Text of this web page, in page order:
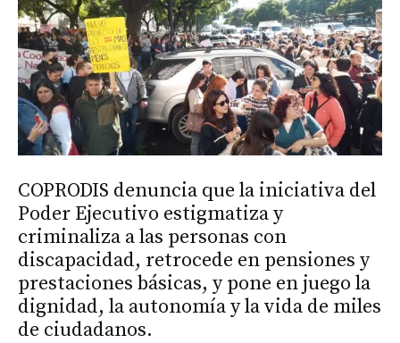
COPRODIS denuncia que la iniciativa del
Poder Ejecutivo estigmatiza y
criminaliza a las personas con
discapacidad, retrocede en pensiones y
prestaciones básicas, y pone en juego la
dignidad, la autonomía y la vida de miles
de ciudadanos.